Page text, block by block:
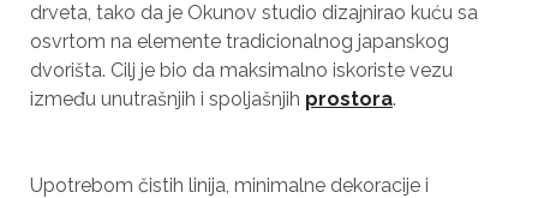
drveta, tako da je Okunov studio dizajnirao kuću sa
osvrtom na elemente tradicionalnog japanskog
dvorišta. Cilj je bio da maksimalno iskoriste vezu
između unutrašnjih i spoljašnjih prostora.
Upotrebom čistih linija, minimalne dekoracije i